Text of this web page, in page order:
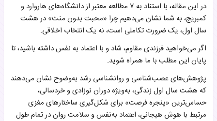
در این مقاله، با استناد به ۷ مطالعه معتبر از دانشگاه‌های هاروارد و
کمبریج، به شما نشان می‌دهیم چرا «محبت بدون منت» در هشت
سال اول، یک ضرورت تکاملی است، نه یک انتخاب اخلاقی.
اگر می‌خواهید فرزندی مقاوم، شاد و با اعتماد به نفس داشته باشید، تا
پایان این مطلب با ما همراه شوید.
پژوهش‌های عصب‌شناسی و روانشناسی رشد به‌وضوح نشان می‌دهند
که هشت سال اول زندگی، به‌ویژه دوران نوزادی و خردسالی،
حساس‌ترین «پنجره فرصت» برای شکل‌گیری ساختارهای مغزی
مرتبط با هوش هیجانی، اعتماد به‌نفس و سلامت روان در تمام طول